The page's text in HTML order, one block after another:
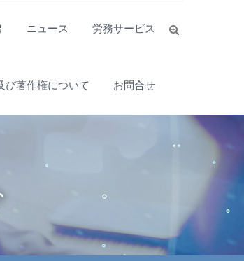
ニュース 労務サービス
び著作権について お問合せ